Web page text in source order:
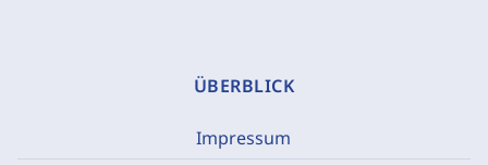
ÜBERBLICK
Impressum